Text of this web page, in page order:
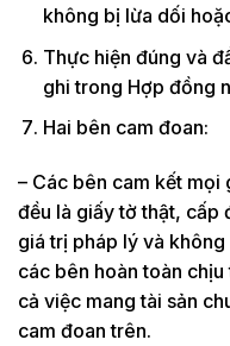
không bị lừa dối
Thực hiện đúng và
ghi trong Hợp đồng
Hai bên cam đoan:
– Các bên cam kết mọi
đều là giấy tờ thật, cấp
giá trị pháp lý và
các bên hoàn toàn
cả việc mang tài sản
cam đoan trên.